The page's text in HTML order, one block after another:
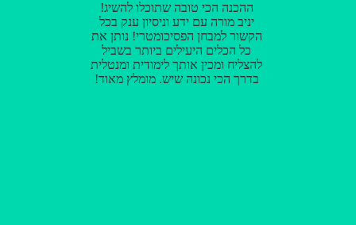
ההכנה הכי טובה שתוכלו להשיג!
יניב מורה עם ידע וניסיון ענק בכל
הקשור למבחן הפסיכומטרי! נותן את
כל הכלים היעילים ביותר בשביל
להצליח ומכין אותך לימודית ומנטלית
בדרך הכי נכונה שיש. מומלץ מאוד!